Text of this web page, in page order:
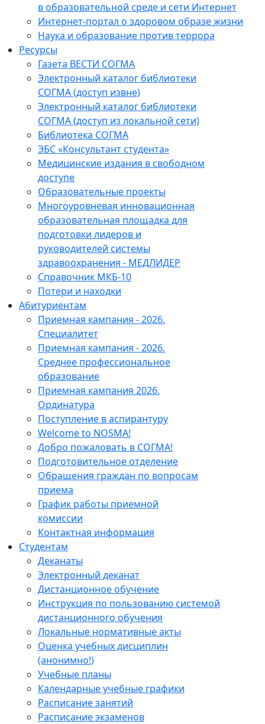
в образовательной среде и сети Интернет
Интернет-портал о здоровом образе жизни
Наука и образование против террора
Ресурсы
Газета ВЕСТИ СОГМА
Электронный каталог библиотеки
СОГМА (доступ извне)
Электронный каталог библиотеки
СОГМА (доступ из локальной сети)
Библиотека СОГМА
ЭБС «Консультант студента»
Медицинские издания в свободном
доступе
Образовательные проекты
Многоуровневая инновационная
образовательная площадка для
подготовки лидеров и
руководителей системы
здравоохранения - МЕДЛИДЕР
Справочник МКБ-10
Потери и находки
Абитуриентам
Приемная кампания - 2026.
Специалитет
Приемная кампания - 2026.
Среднее профессиональное
образование
Приемная кампания 2026.
Ординатура
Поступление в аспирантуру
Welcome to NOSMA!
Добро пожаловать в СОГМА!
Подготовительное отделение
Обращения граждан по вопросам
приема
График работы приемной
комиссии
Контактная информация
Студентам
Деканаты
Электронный деканат
Дистанционное обучение
Инструкция по пользованию системой
дистанционного обучения
Локальные нормативные акты
Оценка учебных дисциплин
(анонимно!)
Учебные планы
Календарные учебные графики
Расписание занятий
Расписание экзаменов